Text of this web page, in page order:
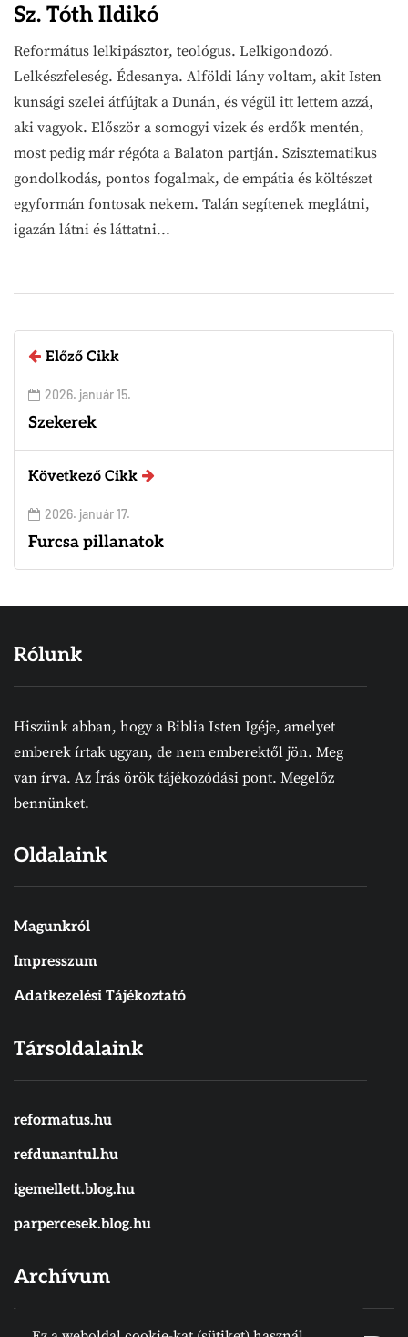
Sz. Tóth Ildikó
Református lelkipásztor, teológus. Lelkigondozó.
Lelkészfeleség. Édesanya. Alföldi lány voltam, akit Isten
kunsági szelei átfújtak a Dunán, és végül itt lettem azzá,
aki vagyok. Először a somogyi vizek és erdők mentén,
most pedig már régóta a Balaton partján. Szisztematikus
gondolkodás, pontos fogalmak, de empátia és költészet
egyformán fontosak nekem. Talán segítenek meglátni,
igazán látni és láttatni...
Előző Cikk
2026. január 15.
Szekerek
Következő Cikk
2026. január 17.
Furcsa pillanatok
Rólunk
Hiszünk abban, hogy a Biblia Isten Igéje, amelyet
emberek írtak ugyan, de nem emberektől jön. Meg
van írva. Az Írás örök tájékozódási pont. Megelőz
bennünket.
Oldalaink
Magunkról
Impresszum
Adatkezelési Tájékoztató
Társoldalaink
reformatus.hu
refdunantul.hu
igemellett.blog.hu
parpercesek.blog.hu
Archívum